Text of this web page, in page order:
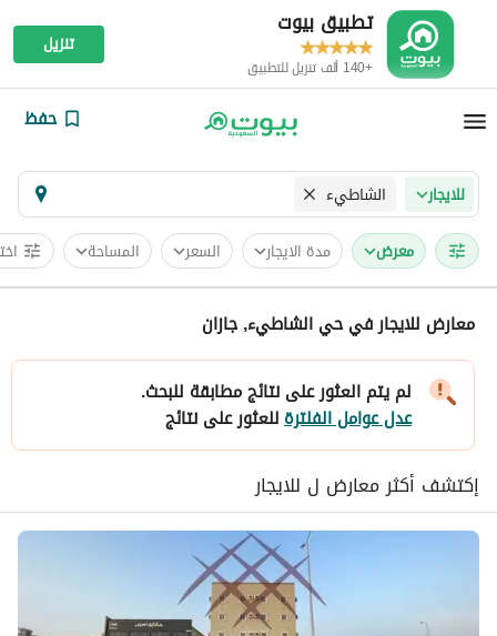
تطبيق بيوت
+140 ألف تنزيل للتطبيق
تنزيل
حفظ
للايجار الشاطيء
معرض مدة الايجار السعر المساحة
معارض للايجار في حي الشاطيء, جازان
لم يتم العثور على نتائج مطابقة للبحث.
عدل عوامل الفلترةللعثور على نتائج
إكتشف أكثر معارض ل للايجار